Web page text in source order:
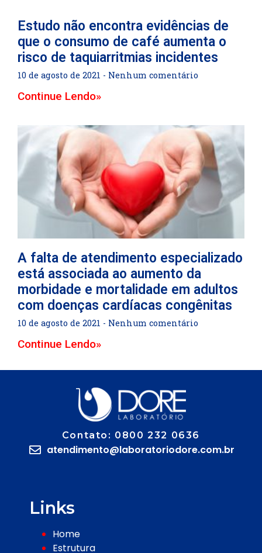
Estudo não encontra evidências de
que o consumo de café aumenta o
risco de taquiarritmias incidentes
10 de agosto de 2021 Nenhum comentário
Continue Lendo»
A falta de atendimento especializado
está associada ao aumento da
morbidade e mortalidade em adultos
com doenças cardíacas congênitas
10 de agosto de 2021 Nenhum comentário
Continue Lendo»
Contato: 0800 232 0636
atendimento@laboratoriodore.com.br
Links
Home
Estrutura